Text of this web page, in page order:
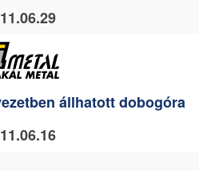
állhatott dobogóra